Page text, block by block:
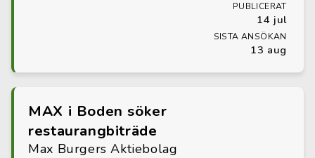
PUBLICERAT
14 jul
SISTA ANSÖKAN
13 aug
MAX i Boden söker
restaurangbiträde
Max Burgers Aktiebolag